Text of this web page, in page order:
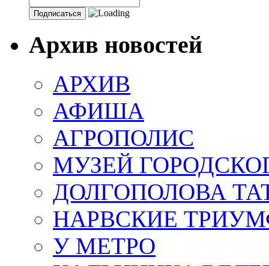
Архив новостей
АРХИВ
АФИША
АГРОПОЛИС
МУЗЕЙ
ДОЛГОПОЛОВА
НАРВСКИЕ
У МЕТРО